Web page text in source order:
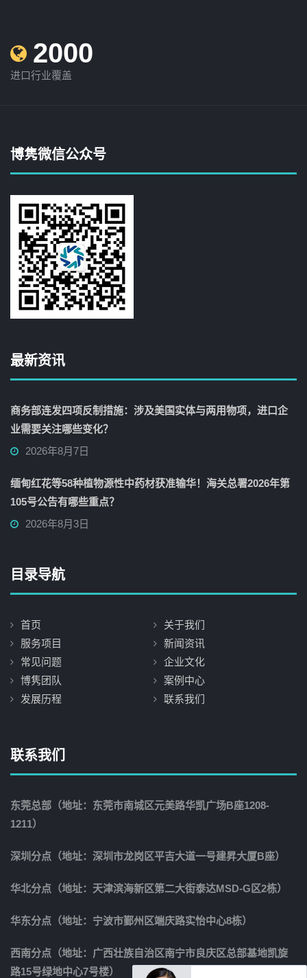
2000
进口行业覆盖
博隽微信公众号
最新资讯
商务部连发四项反制措施：涉及美国实体与两用物项，进口企
业需要关注哪些变化？
2026年8月7日
缅甸红花等58种植物源性中药材获准输华！海关总署2026年第
105号公告有哪些重点？
2026年8月3日
目录导航
首页
关于我们
服务项目
新闻资讯
常见问题
企业文化
博隽团队
案例中心
发展历程
联系我们
联系我们
东莞总部（地址：东莞市南城区元美路华凯广场B座1208-
1211）
深圳分点（地址：深圳市龙岗区平吉大道一号建昇大厦B座）
华北分点（地址：天津滨海新区第二大街泰达MSD-G区2栋）
华东分点（地址：宁波市鄞州区端庆路实怡中心8栋）
西南分点（地址：广西壮族自治区南宁市良庆区总部基地凯旋
路15号绿地中心7号楼）